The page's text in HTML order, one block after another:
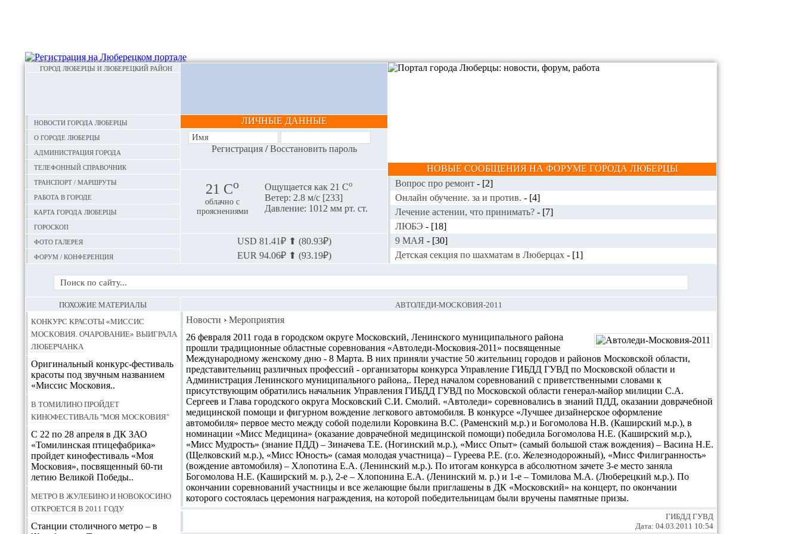
ГОРОД ЛЮБЕРЦЫ И ЛЮБЕРЕЦКИЙ РАЙОН
Новости города Люберцы
О городе Люберцы
Администрация города
Телефонный справочник
Транспорт / маршруты
Работа в городе
Карта города Люберцы
Гороскоп
Фото галерея
Форум / конференция
ЛИЧНЫЕ ДАННЫЕ
Регистрация/Восстановить пароль
21 Сo
облачно с
прояснениями
Ощущается как 21 Сo
Ветер: 2.8 м/с [233]
Давление: 1012 мм рт. ст.
USD 81.41₽ ⬆ (80.93₽)
EUR 94.06₽ ⬆ (93.19₽)
НОВЫЕ СООБЩЕНИЯ НА ФОРУМЕ ГОРОДА ЛЮБЕРЦЫ
Вопрос про ремонт - [2]
Онлайн обучение. за и против. - [4]
Лечение астении, что принимать? - [7]
ЛЮБЭ - [18]
9 МАЯ - [30]
Детская секция по шахматам в Люберцах - [1]
АВТОЛЕДИ-МОСКОВИЯ-2011
Новости › Мероприятия
26 февраля 2011 года в городском округе Московский, Ленинского муниципального района
прошли традиционные областные соревнования «Автоледи-Московия-2011» посвященные
Международному женскому дню - 8 Марта. В них приняли участие 50 жительниц городов и районов Московской области,
представительниц различных профессий - организаторы конкурса Управление ГИБДД ГУВД по Московской области и
Администрация Ленинского муниципального района,. Перед началом соревнований с приветственными словами к
присутствующим обратились начальник Управления ГИБДД ГУВД по Московской области генерал-майор милиции С.А.
Сергеев и Глава городского округа Московский С.И. Смолий. «Автоледи» соревновались в знаний ПДД, оказании доврачебной
медицинской помощи и фигурном вождение легкового автомобиля. В конкурсе «Лучшее дизайнерское оформление
автомобиля» первое место между собой поделили Коровкина В.С. (Раменский м.р.) и Богомолова Н.В. (Каширский м.р.), в
номинации «Мисс Медицина» (оказание доврачебной медицинской помощи) победила Богомолова Н.Е. (Каширский м.р.),
«Мисс Мудрость» (знание ПДД) – Зиначева Т.Е. (Ногинский м.р.), «Мисс Опыт» (самый большой стаж вождения) – Васина Н.Е.
(Щелковский м.р.), «Мисс Юность» (самая молодая участница) – Гуреева Р.Е. (г.о. Железнодорожный), «Мисс Филигранность»
(вождение автомобиля) – Хлопотина Е.А. (Ленинский м.р.). По итогам конкурса в абсолютном зачете 3-е место заняла
Богомолова Н.Е. (Каширский м. р.), 2-е – Хлопонина Е.А. (Ленинский м. р.) и 1-е – Томилова М.А. (Люберецкий м.р.). По
окончании соревнований участницы и все желающие были приглашены в ДК «Московский» на концерт, по окончании
которого состоялась церемония награждения, на которой победительницам были вручены памятные призы.
ГИБДД ГУВД
Дата: 04.03.2011 10:54
ПОХОЖИЕ МАТЕРИАЛЫ
Конкурс красоты «Миссис
Московия. Очарование» выиграла
люберчанка
Оригинальный конкурс-фестиваль
красоты под звучным названием
«Миссис Московия..
В Томилино пройдет
кинофестиваль ''Моя Московия"
С 22 по 28 апреля в ДК ЗАО
«Томилинская птицефабрика»
пройдет кинофестиваль «Моя
Московия», посвященный 60-ти
летию Великой Победы..
Метро в Жулебино и Новокосино
откроется в 2011 году
Станции столичного метро – в